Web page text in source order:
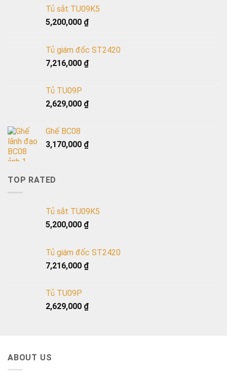
Tủ sắt TU09K5
5,200,000 ₫
Tủ giám đốc ST2420
7,216,000 ₫
Tủ TU09P
2,629,000 ₫
Ghế BC08
3,170,000 ₫
TOP RATED
Tủ sắt TU09K5
5,200,000 ₫
Tủ giám đốc ST2420
7,216,000 ₫
Tủ TU09P
2,629,000 ₫
ABOUT US